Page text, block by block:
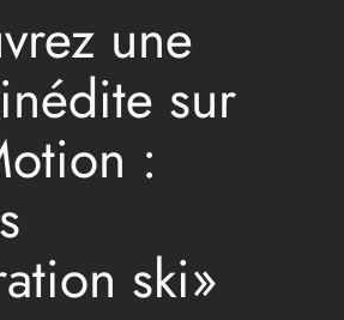
une
sur
:
ski»